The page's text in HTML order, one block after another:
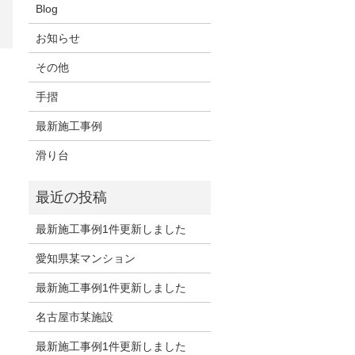
Blog
お知らせ
その他
手摺
最新施工事例
滑り台
最新施工事例1件更新しました
愛知県某マンション
最新施工事例1件更新しました
名古屋市某施設
最新施工事例1件更新しました